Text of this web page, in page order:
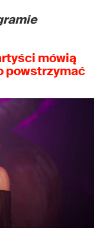
mówią
powstrzymać